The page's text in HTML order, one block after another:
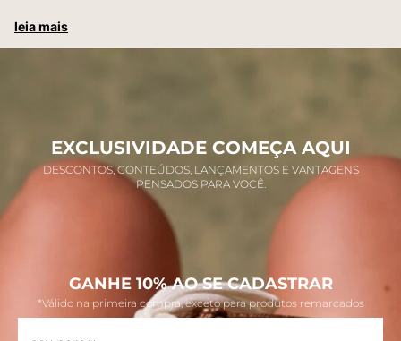
leia mais
EXCLUSIVIDADE COMEÇA AQUI
DESCONTOS, CONTEÚDOS, LANÇAMENTOS E VANTAGENS
PENSADOS PARA VOCÊ.
GANHE 10% AO SE CADASTRAR
*Válido na primeira compra, exceto para produtos remarcados